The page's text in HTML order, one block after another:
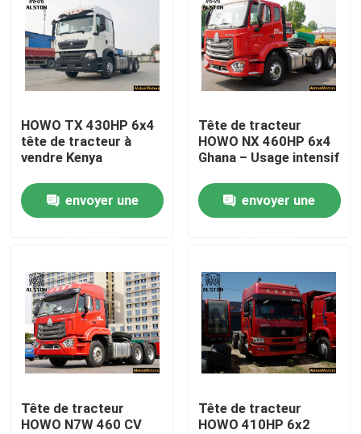
Produits
A propos de nous
Visite d'usine
Contrôle de la qualité
Contact
nouvelles
Tous les cas
Le camion à ordures Howo
HOWO Tête de tracteur
HOWO TX 430HP 6x4
tête de tracteur à
vendre Kenya
envoyer une
Tête de tracteur
HOWO NX 460HP 6x4
Ghana – Usage intensif
envoyer une
Tête de tracteur
HOWO N7W 460 CV
Tête de tracteur
HOWO 410HP 6x2